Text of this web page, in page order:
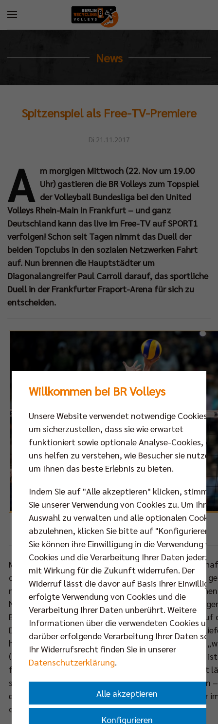
News
Spitzenspiel als Free-TV-Premiere
Di 21.11.2017
A m morgigen Mittwoch (22. Nov um 19.00
Uhr) gastieren die BR Volleys zum Topspiel
der Volleyball Bundesliga bei den United
Volleys Rhein-Main in Frankfurt – und ganz
Deutschland kann das live im Free-TV auf SPORT1
verfolgen! Schon seit Tagen nimmt das Duell der
beiden Topclubs in den sozialen Netzwerken Fahrt
auf. Nun brennen die Hauptstädter um
Diagonalangreifer Paul Carroll darauf, das sportliche
Duell in der Frankfurter Fraport-Arena für sich zu
entscheiden.
Foto:Sebastian Wells
Mit einem Augenzwinkern warfen sich beide
dem mit Spannung erwarteten Match auf Facebook
markige Sprüche zu. Nicht nur zwischen den
Nationalspielern Tobias Krick und Egor Bogachev
Bälle“, auch die beiden australischen Linkshänder auf
Diagonalposition, Lincoln Williams und Paul Carroll
hübsches Wortgefecht. Auf die Ansage von Lincoln,
(Tulley) extra nach Hause geschickt, denn ein Aussie
für Euch“, reagierte der andere „Volleyroo“ gewohnt
sicher spaßig, dich am Mittwoch niederzuschmettern
es regelmäßig am Black-Jack-Tisch, beim Poker oder
dem Nationalteam tue.“
Willkommen bei BR Volleys
Unsere Website verwendet notwendige Cookies,
um sicherzustellen, dass sie wie erwartet
funktioniert sowie optionale Analyse-Cookies, die
uns helfen zu verstehen, wie Besucher sie nutzen,
um Ihnen das beste Erlebnis zu bieten.
Indem Sie auf "Alle akzeptieren" klicken, stimmen
Sie unserer Verwendung von Cookies zu. Um Ihre
Auswahl zu verwalten und alle optionalen Cookies
abzulehnen, klicken Sie bitte auf "Konfigurieren".
Sie können ihre Einwilligung in die Verwendung
Cookies und die Verarbeitung Ihrer Daten
mit Wirkung für die Zukunft widerrufen. Der
Widerruf lässt die davor auf Basis Ihrer
erfolgte Verwendung von Cookies und die
Verarbeitung Ihrer Daten unberührt. Weitere
Informationen über die verwendeten Cookies und
darüber erfolgende Verarbeitung Ihrer Daten
Ihr Widerrufsrecht finden Sie in unserer
Datenschutzerklärung.
Alle akzeptieren
Konfigurieren